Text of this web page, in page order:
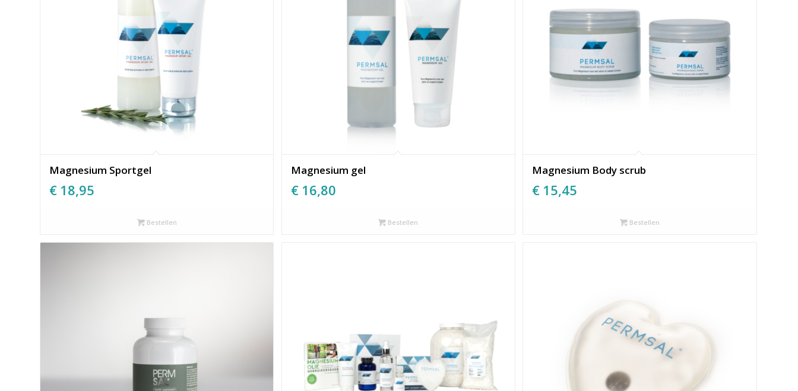
Magnesium Sportgel
€ 18,95
Bestellen
Magnesium gel
€ 16,80
Bestellen
Magnesium Body scrub
€ 15,45
Bestellen